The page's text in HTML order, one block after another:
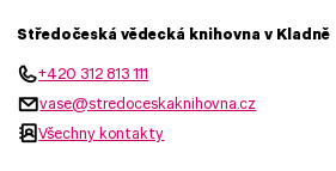
Středočeská vědecká knihovna v Kladně
+420 312 813 111
vase@stredoceskaknihovna.cz
Všechny kontakty